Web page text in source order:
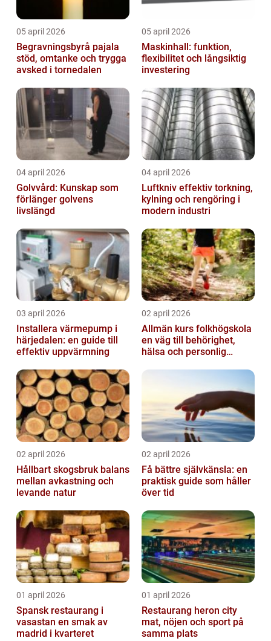
05 april 2026
Begravningsbyrå pajala
stöd, omtanke och trygga
avsked i tornedalen
05 april 2026
Maskinhall: funktion,
flexibilitet och långsiktig
investering
04 april 2026
Golvvård: Kunskap som
förlänger golvens
livslängd
04 april 2026
Luftkniv effektiv torkning,
kylning och rengöring i
modern industri
03 april 2026
Installera värmepump i
härjedalen: en guide till
effektiv uppvärmning
02 april 2026
Allmän kurs folkhögskola
en väg till behörighet,
hälsa och personlig
02 april 2026
Hållbart skogsbruk balans
mellan avkastning och
levande natur
02 april 2026
Få bättre självkänsla: en
praktisk guide som håller
över tid
01 april 2026
Spansk restaurang i
vasastan en smak av
madrid i kvarteret
01 april 2026
Restaurang heron city
mat, nöjen och sport på
samma plats